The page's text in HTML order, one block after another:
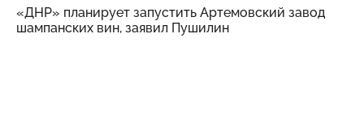
«ДНР» планирует запустить Артемовский завод
шампанских вин, заявил Пушилин